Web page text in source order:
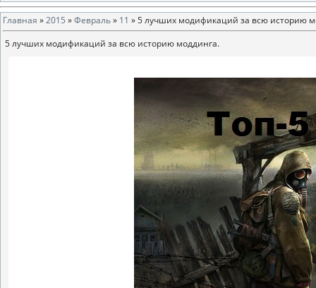
Главная »2015 »Февраль» 11 » 5 лучших модификаций за всю историю
5 лучших модификаций за всю историю моддинга.